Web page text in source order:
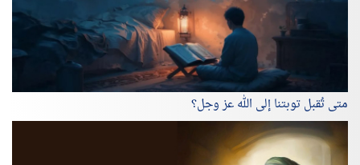
متى تُقبل توبتنا إلى الله عز وجل؟